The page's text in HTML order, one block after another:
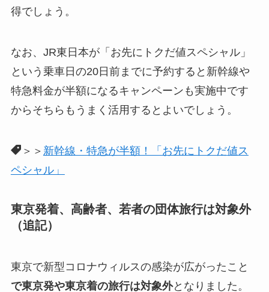
得でしょう。
なお、JR東日本が「お先にトクだ値スペシャル」
という乗車日の20日前までに予約すると新幹線や
特急料金が半額になるキャンペーンも実施中です
からそちらもうまく活用するとよいでしょう。
＞＞ 新幹線・特急が半額！「お先にトクだ値ス
ペシャル」
東京発着、高齢者、若者の団体旅行は対象外
（追記）
東京で新型コロナウィルスの感染が広がったこと
で東京発や東京着の旅行は対象外となりました。